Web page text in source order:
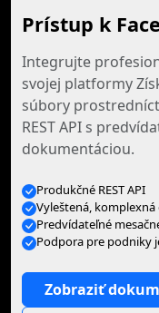
Prístup k
Integrujte
svojej platformy
súbory
REST API s
dokumentáciou.
Produkčné REST API
Vyleštená,
Predvídateľné
Podpora pre podniky
Zobraziť